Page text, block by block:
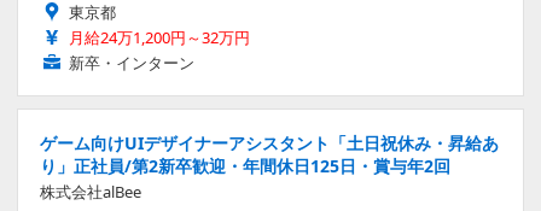
東京都
月給24万1,200円～32万円
新卒・インターン
ゲーム向けUIデザイナーアシスタント「土日祝休み・昇給あ
り」正社員/第2新卒歓迎・年間休日125日・賞与年2回
株式会社alBee